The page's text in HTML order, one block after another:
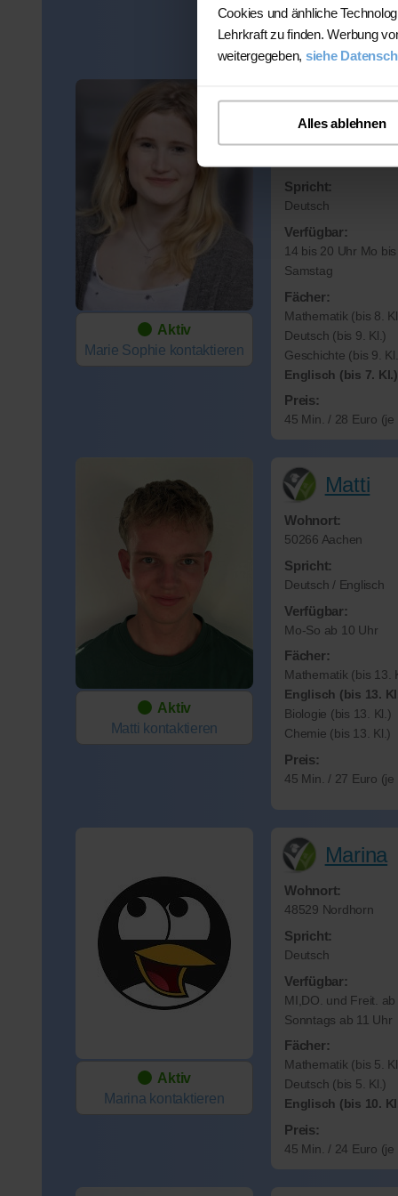
Cookies und änhliche
Lehrkraft zu finden. Werbung
weitergegeben, siehe
Alles ablehnen
Aktiv
Marie Sophie kontaktieren
Marie
Wohnort:
Spricht:
Deutsch
Verfügbar:
14 bis 20 Uhr Mo
Samstag
Fächer:
Mathematik (bis 8.
Deutsch (bis 9. Kl.)
Geschichte (bis 9.
Englisch (bis 7. Kl.)
Preis:
45 Min. / 28 Euro (je
Aktiv
Matti kontaktieren
Matti
Wohnort:
50266 Aachen
Spricht:
Deutsch / Englisch
Verfügbar:
Mo-So ab 10 Uhr
Fächer:
Mathematik (bis 13.
Englisch (bis 13.
Biologie (bis 13. Kl.)
Chemie (bis 13. Kl.)
Preis:
45 Min. / 27 Euro (je
Aktiv
Marina kontaktieren
Marina
Wohnort:
48529 Nordhorn
Spricht:
Deutsch
Verfügbar:
MI,DO. und Freit.
Sonntags ab 11 Uhr
Fächer:
Mathematik (bis 5.
Deutsch (bis 5. Kl.)
Englisch (bis 10.
Preis:
45 Min. / 24 Euro (je